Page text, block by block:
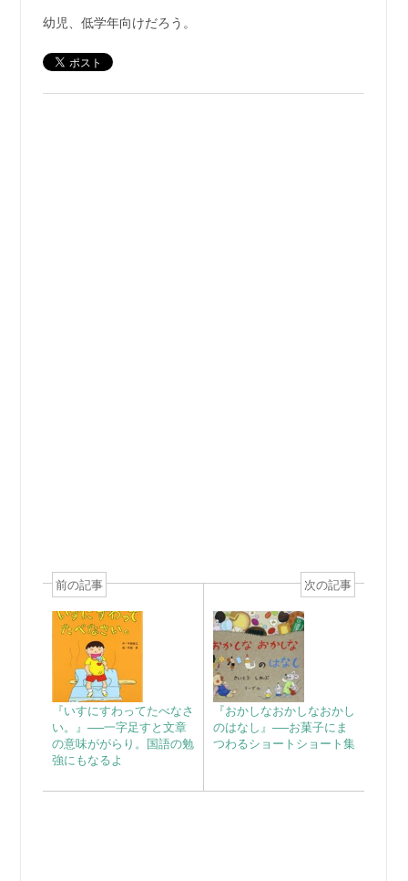
幼児、低学年向けだろう。
前の記事
『いすにすわってたべなさ
い。』──一字足すと文章
の意味ががらり。国語の勉
強にもなるよ
次の記事
『おかしなおかしなおかし
のはなし』──お菓子にま
つわるショートショート集